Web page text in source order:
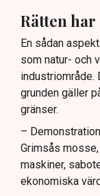
Rätten
En sådan
som natur- och
industriområde.
grunden gäller
gränser.
–
Grimsås
maskiner,
ekonomiska